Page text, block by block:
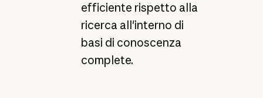
efficiente rispetto alla
ricerca all'interno di
basi di conoscenza
complete.